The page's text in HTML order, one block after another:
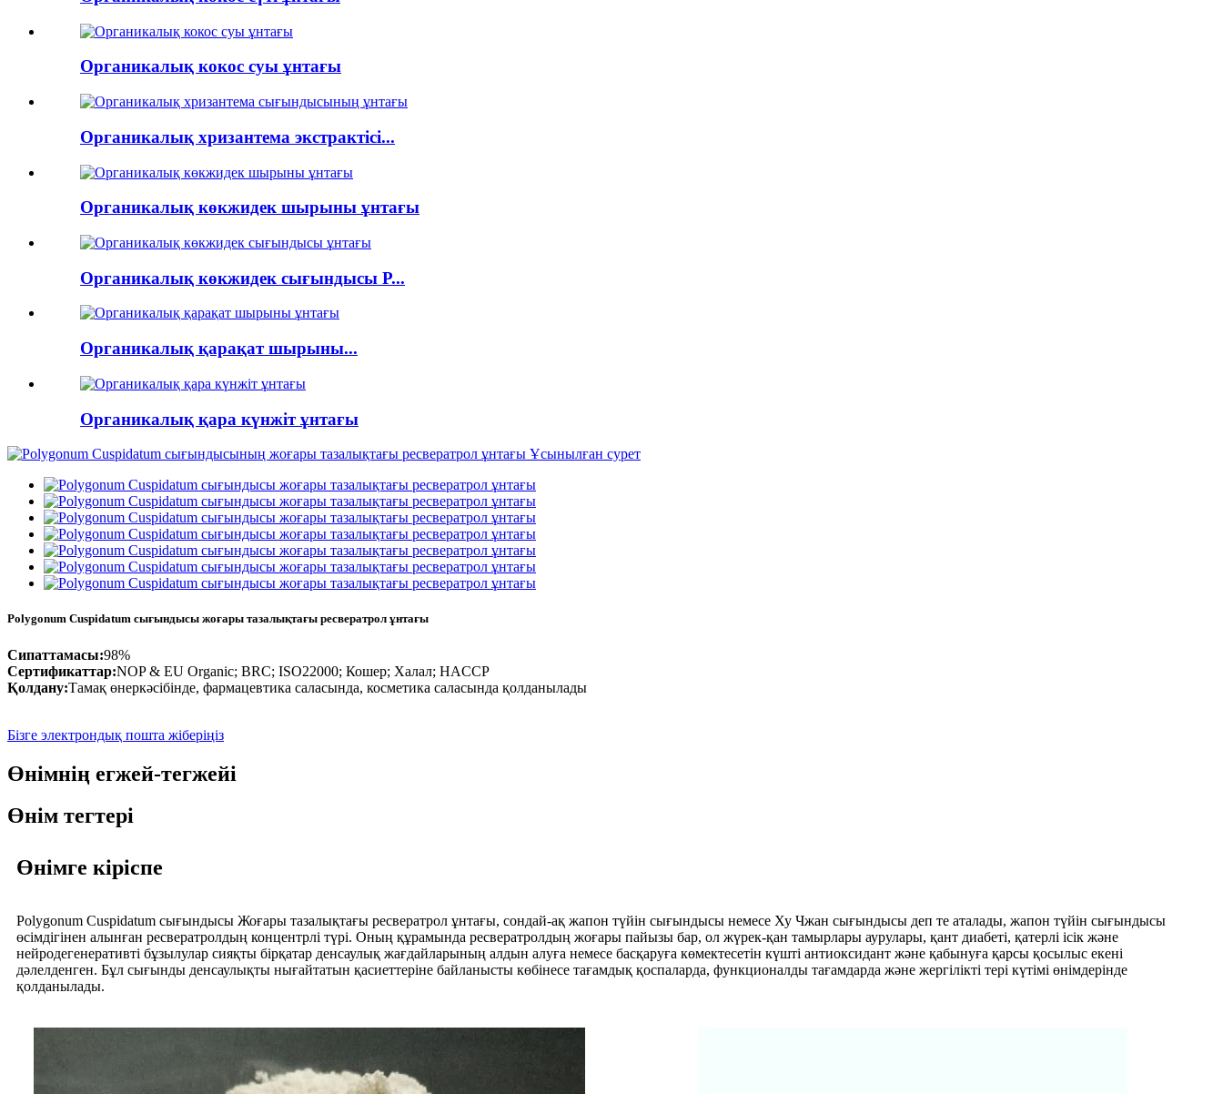
Органикалық кокос суы ұнтағы
Органикалық хризантема экстрактісі...
Органикалық көкжидек шырыны ұнтағы
Органикалық көкжидек сығындысы P...
Органикалық қарақат шырыны...
Органикалық қара күнжіт ұнтағы
Polygonum Cuspidatum сығындысы жоғары тазалықтағы ресвератрол ұнтағы
Сипаттамасы:98%
Сертификаттар:NOP & EU Organic; BRC; ISO22000; Кошер; Халал; HACCP
Қолдану:Тамақ өнеркәсібінде, фармацевтика саласында, косметика саласында қолданылады
Бізге электрондық пошта жіберіңіз
Өнімнің егжей-тегжейі
Өнім тегтері
Өнімге кіріспе
Polygonum Cuspidatum сығындысы Жоғары тазалықтағы ресвератрол ұнтағы, сондай-ақ жапон түйін сығындысы немесе Ху Чжан сығындысы деп те аталады, жапон түйін сығындысы
өсімдігінен алынған ресвератролдың концентрлі түрі. Оның құрамында ресвератролдың жоғары пайызы бар, ол жүрек-қан тамырлары аурулары, қант диабеті, қатерлі ісік және
нейродегенеративті бұзылулар сияқты бірқатар денсаулық жағдайларының алдын алуға немесе басқаруға көмектесетін күшті антиоксидант және қабынуға қарсы қосылыс екені
дәлелденген. Бұл сығынды денсаулықты нығайтатын қасиеттеріне байланысты көбінесе тағамдық қоспаларда, функционалды тағамдарда және жергілікті тері күтімі өнімдерінде
қолданылады.